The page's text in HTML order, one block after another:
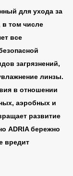
для ухода за
в том числе
все
загрязнений,
линзы.
в отношении
аэробных и
развитие
ADRIA бережно
вредит